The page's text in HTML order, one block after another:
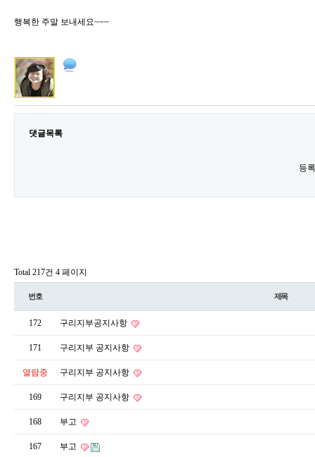
행복한 주말 보내세요~~~
댓글목록
등
Total 217건 4 페이지
번호 제목
172 구리지부공지사항
171 구리지부 공지사항
열람중 구리지부 공지사항
169 구리지부 공지사항
168 부고
167 부고